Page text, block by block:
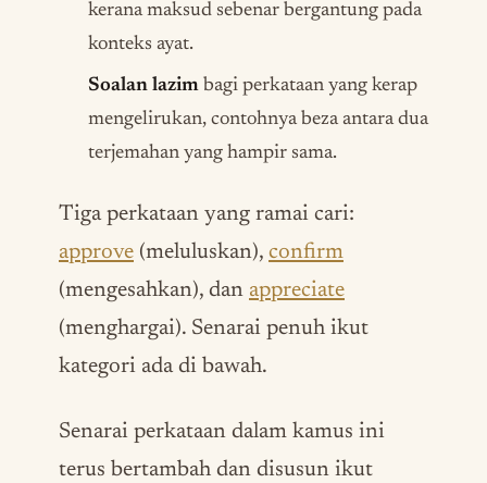
kerana maksud sebenar bergantung pada
konteks ayat.
Soalan lazim bagi perkataan yang kerap
mengelirukan, contohnya beza antara dua
terjemahan yang hampir sama.
Tiga perkataan yang ramai cari:
approve (meluluskan), confirm
(mengesahkan), dan appreciate
(menghargai). Senarai penuh ikut
kategori ada di bawah.
Senarai perkataan dalam kamus ini
terus bertambah dan disusun ikut